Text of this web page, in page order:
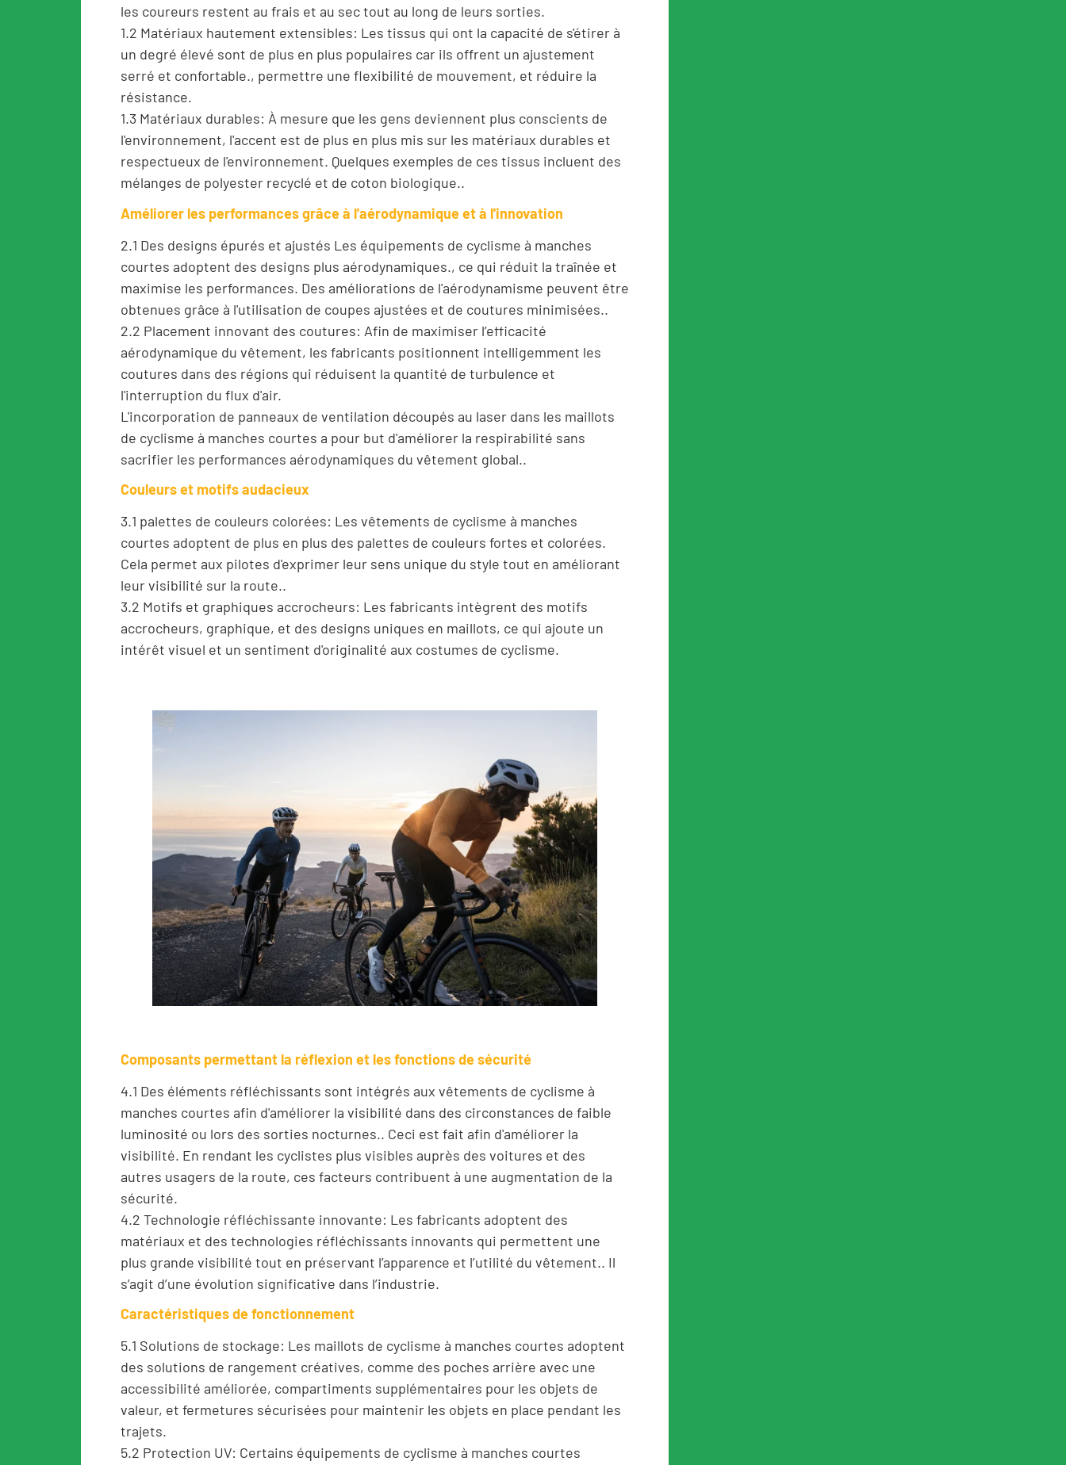
les coureurs restent au frais et au sec tout au long de leurs sorties.
1.2 Matériaux hautement extensibles: Les tissus qui ont la capacité de s'étirer à
un degré élevé sont de plus en plus populaires car ils offrent un ajustement
serré et confortable., permettre une flexibilité de mouvement, et réduire la
résistance.
1.3 Matériaux durables: À mesure que les gens deviennent plus conscients de
l'environnement, l'accent est de plus en plus mis sur les matériaux durables et
respectueux de l'environnement. Quelques exemples de ces tissus incluent des
mélanges de polyester recyclé et de coton biologique..
Améliorer les performances grâce à l'aérodynamique et à l'innovation
2.1 Des designs épurés et ajustés Les équipements de cyclisme à manches
courtes adoptent des designs plus aérodynamiques., ce qui réduit la traînée et
maximise les performances. Des améliorations de l'aérodynamisme peuvent être
obtenues grâce à l'utilisation de coupes ajustées et de coutures minimisées..
2.2 Placement innovant des coutures: Afin de maximiser l’efficacité
aérodynamique du vêtement, les fabricants positionnent intelligemment les
coutures dans des régions qui réduisent la quantité de turbulence et
l'interruption du flux d'air.
L'incorporation de panneaux de ventilation découpés au laser dans les maillots
de cyclisme à manches courtes a pour but d'améliorer la respirabilité sans
sacrifier les performances aérodynamiques du vêtement global..
Couleurs et motifs audacieux
3.1 palettes de couleurs colorées: Les vêtements de cyclisme à manches
courtes adoptent de plus en plus des palettes de couleurs fortes et colorées.
Cela permet aux pilotes d'exprimer leur sens unique du style tout en améliorant
leur visibilité sur la route..
3.2 Motifs et graphiques accrocheurs: Les fabricants intègrent des motifs
accrocheurs, graphique, et des designs uniques en maillots, ce qui ajoute un
intérêt visuel et un sentiment d'originalité aux costumes de cyclisme.
Composants permettant la réflexion et les fonctions de sécurité
4.1 Des éléments réfléchissants sont intégrés aux vêtements de cyclisme à
manches courtes afin d'améliorer la visibilité dans des circonstances de faible
luminosité ou lors des sorties nocturnes.. Ceci est fait afin d'améliorer la
visibilité. En rendant les cyclistes plus visibles auprès des voitures et des
autres usagers de la route, ces facteurs contribuent à une augmentation de la
sécurité.
4.2 Technologie réfléchissante innovante: Les fabricants adoptent des
matériaux et des technologies réfléchissants innovants qui permettent une
plus grande visibilité tout en préservant l’apparence et l’utilité du vêtement.. Il
s’agit d’une évolution significative dans l’industrie.
Caractéristiques de fonctionnement
5.1 Solutions de stockage: Les maillots de cyclisme à manches courtes adoptent
des solutions de rangement créatives, comme des poches arrière avec une
accessibilité améliorée, compartiments supplémentaires pour les objets de
valeur, et fermetures sécurisées pour maintenir les objets en place pendant les
trajets.
5.2 Protection UV: Certains équipements de cyclisme à manches courtes